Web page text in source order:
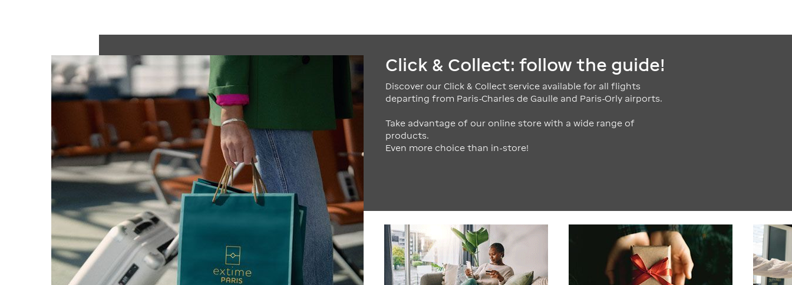
Click & Collect: follow the guide!
Discover our Click & Collect service available for all flights
departing from Paris-Charles de Gaulle and Paris-Orly airports.
Take advantage of our online store with a wide range of
products.
Even more choice than in-store!